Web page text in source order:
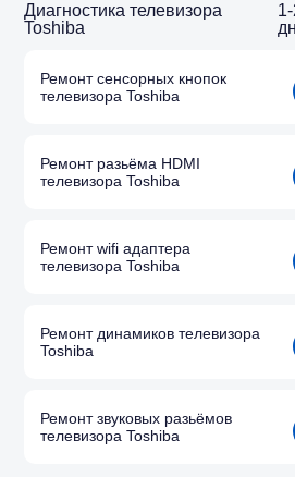
Диагностика телевизора
Toshiba
Ремонт сенсорных кнопок
телевизора Toshiba
Ремонт разьёма HDMI
телевизора Toshiba
Ремонт wifi адаптера
телевизора Toshiba
Ремонт динамиков телевизора
Toshiba
Ремонт звуковых разьёмов
телевизора Toshiba